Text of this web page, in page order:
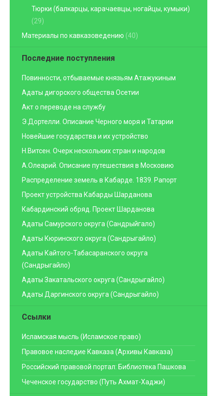
Тюрки (балкарцы, карачаевцы, ногайцы, кумыки)
(29)
Материалы по кавказоведению (40)
Последние поступления
Повинности, отбываемые князьям Атажукиным
Адаты дигорского общества Осетии
Акт о переводе на службу
Э.Дортелли. Описание Черного моря и Татарии
Новейшие государства и их устройство
Н.Витсен. Очерк нескольких стран и народов
А.Олеарий. Описание путешествия в Московию
Распределение земель в Кабарде. 1839. Рапорт
Проект устройства Кабарды Шарданова
Кабардинский обряд. Проект Шарданова
Адаты Самурского округа (Сандрыйгало)
Адаты Кюринского округа (Сандрыгайло)
Адаты Кайтого-Табасаранского округа
(Сандрыгайло)
Адаты Закатальского округа (Сандрыгайло)
Адаты Даргинского округа (Сандрыгайло)
Ссылки
Исламская мысль (Исламское право)
Правовое наследие Кавказа (Архивы Кавказа)
Российский правовой портал: Библиотека Пашкова
Чеченское государство (Путь Ахмат-Хаджи)